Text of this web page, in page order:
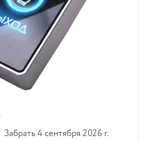
Забрать 4 сентября 2026 г.